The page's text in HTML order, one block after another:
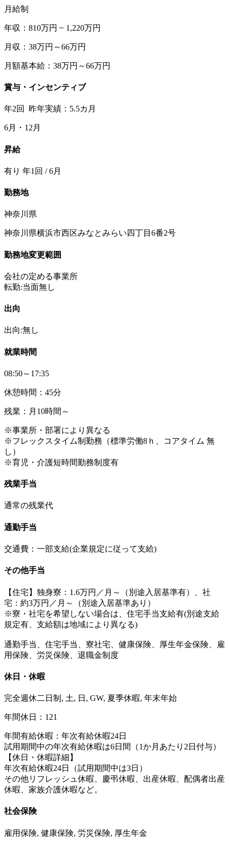
月給制
年収：810万円 ~ 1,220万円
月収：38万円～66万円
月額基本給：38万円～66万円
賞与・インセンティブ
年2回 昨年実績：5.5カ月
6月・12月
昇給
有り 年1回 / 6月
勤務地
神奈川県
神奈川県横浜市西区みなとみらい四丁目6番2号
勤務地変更範囲
会社の定める事業所
転勤:当面無し
出向
出向:無し
就業時間
08:50～17:35
休憩時間：45分
残業：月10時間～
※事業所・部署により異なる
※フレックスタイム制勤務（標準労働8ｈ、コアタイム 無
し）
※育児・介護短時間勤務制度有
残業手当
通常の残業代
通勤手当
交通費：一部支給(企業規定に従って支給)
その他手当
【住宅】独身寮：1.6万円／月～（別途入居基準有）、社
宅：約3万円／月～（別途入居基準あり）
※寮・社宅を希望しない場合は、住宅手当支給有(別途支給
規定有、支給額は地域により異なる)
通勤手当、住宅手当、寮社宅、健康保険、厚生年金保険、雇
用保険、労災保険、退職金制度
休日・休暇
完全週休二日制, 土, 日, GW, 夏季休暇, 年末年始
年間休日：121
年間有給休暇：年次有給休暇24日
試用期間中の年次有給休暇は6日間（1か月あたり2日付与）
【休日・休暇詳細】
年次有給休暇24日（試用期間中は3日）
その他リフレッシュ休暇、慶弔休暇、出産休暇、配偶者出産
休暇、家族介護休暇など。
社会保険
雇用保険, 健康保険, 労災保険, 厚生年金